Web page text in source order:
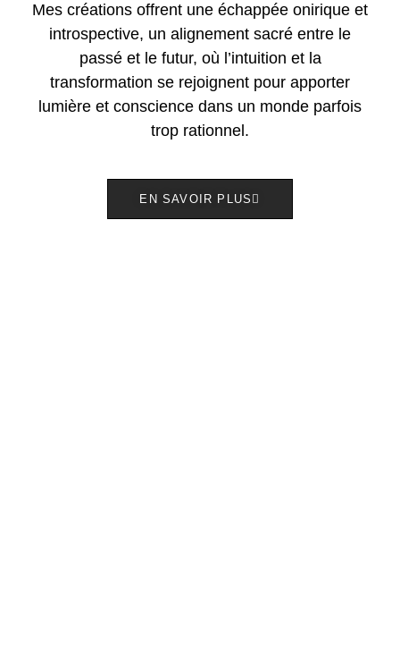
Mes créations offrent une échappée onirique et
introspective, un alignement sacré entre le
passé et le futur, où l’intuition et la
transformation se rejoignent pour apporter
lumière et conscience dans un monde parfois
trop rationnel.
EN SAVOIR PLUS